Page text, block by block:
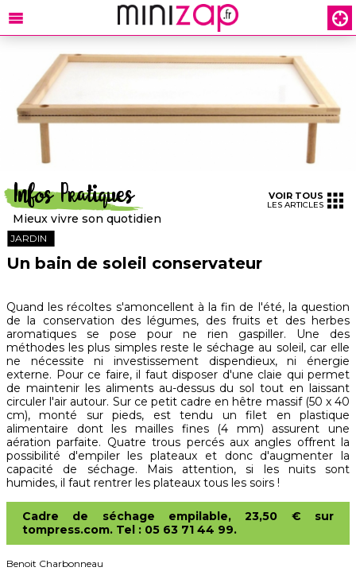
Infos Pratiques
Mieux vivre son quotidien
VOIR TOUS
LES ARTICLES
JARDIN
Un bain de soleil conservateur
Quand les récoltes s'amoncellent à la fin de l'été, la question
de la conservation des légumes, des fruits et des herbes
aromatiques se pose pour ne rien gaspiller. Une des
méthodes les plus simples reste le séchage au soleil, car elle
ne nécessite ni investissement dispendieux, ni énergie
externe. Pour ce faire, il faut disposer d'une claie qui permet
de maintenir les aliments au-dessus du sol tout en laissant
circuler l'air autour. Sur ce petit cadre en hêtre massif (50 x 40
cm), monté sur pieds, est tendu un filet en plastique
alimentaire dont les mailles fines (4 mm) assurent une
aération parfaite. Quatre trous percés aux angles offrent la
possibilité d'empiler les plateaux et donc d'augmenter la
capacité de séchage. Mais attention, si les nuits sont
humides, il faut rentrer les plateaux tous les soirs !
Cadre de séchage empilable, 23,50 € sur
tompress.com. Tel : 05 63 71 44 99.
Benoit Charbonneau